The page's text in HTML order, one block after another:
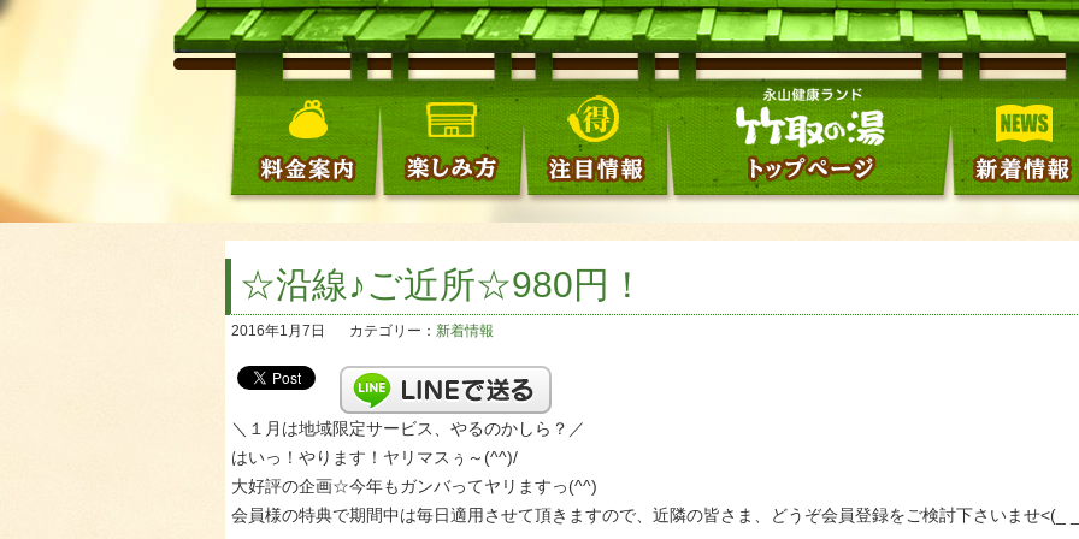
☆沿線♪ご近所☆980円！
2016年1月7日 カテゴリー： 新着情報
＼１月は地域限定サービス、やるのかしら？／
はいっ！やります！ヤリマスぅ～(^^)/
大好評の企画☆今年もガンバってヤリますっ(^^)
会員様の特典で期間中は毎日適用させて頂きますので、近隣の皆さま、どうぞ会員登録をご検討下さいませ<(_